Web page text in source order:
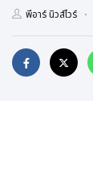
สัตว์เลี้ยง
ไอที
โทรศัพท์มือถือ
พีอาร์ นิวส์ไวร์